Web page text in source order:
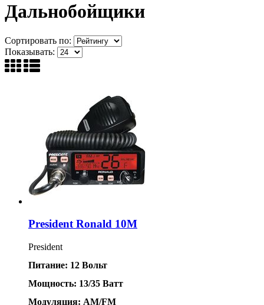
Дальнобойщики
Сортировать по:
Показывать:
President Ronald 10M
President
Питание: 12 Вольт
Мощность: 13/35 Ватт
Модуляция: AM/FM